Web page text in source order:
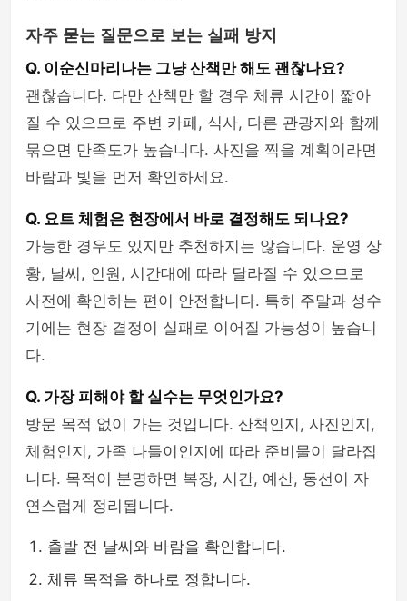
자주 묻는 질문으로 보는 실패 방지
Q. 이순신마리나는 그냥 산책만 해도 괜찮나요?
괜찮습니다. 다만 산책만 할 경우 체류 시간이 짧아
질 수 있으므로 주변 카페, 식사, 다른 관광지와 함께
묶으면 만족도가 높습니다. 사진을 찍을 계획이라면
바람과 빛을 먼저 확인하세요.
Q. 요트 체험은 현장에서 바로 결정해도 되나요?
가능한 경우도 있지만 추천하지는 않습니다. 운영 상
황, 날씨, 인원, 시간대에 따라 달라질 수 있으므로
사전에 확인하는 편이 안전합니다. 특히 주말과 성수
기에는 현장 결정이 실패로 이어질 가능성이 높습니
다.
Q. 가장 피해야 할 실수는 무엇인가요?
방문 목적 없이 가는 것입니다. 산책인지, 사진인지,
체험인지, 가족 나들이인지에 따라 준비물이 달라집
니다. 목적이 분명하면 복장, 시간, 예산, 동선이 자
연스럽게 정리됩니다.
출발 전 날씨와 바람을 확인합니다.
체류 목적을 하나로 정합니다.